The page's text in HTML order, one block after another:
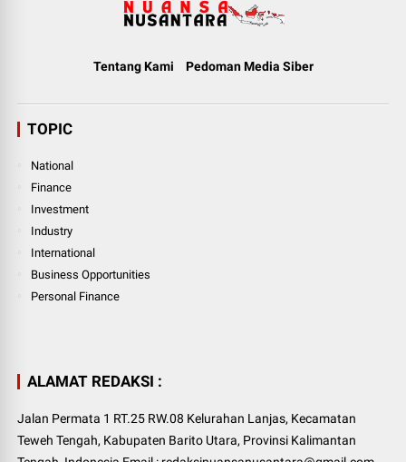
Tentang Kami Pedoman Media Siber
TOPIC
National
Finance
Investment
Industry
International
Business Opportunities
Personal Finance
ALAMAT REDAKSI :
Jalan Permata 1 RT.25 RW.08 Kelurahan Lanjas, Kecamatan
Teweh Tengah, Kabupaten Barito Utara, Provinsi Kalimantan